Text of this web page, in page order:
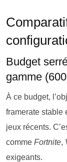
Budget
gamme
À ce budget,
framerate stable
jeux récents.
comme Fortnite,
exigeants.